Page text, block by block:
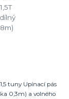
tuny Upínací pás
0,3m) a volného